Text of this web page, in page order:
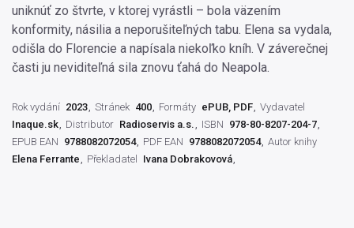
uniknúť zo štvrte, v ktorej vyrástli – bola väzením
konformity, násilia a neporušiteľných tabu. Elena sa vydala,
odišla do Florencie a napísala niekoľko kníh. V záverečnej
časti ju neviditeľná sila znovu ťahá do Neapola.
Rok vydání 2023 Stránek 400 Formáty ePUB, PDF Vydavatel
Inaque.sk
Distributor Radioservis a.s. ISBN 978-80-8207-204-7
EPUB EAN 9788082072054 PDF EAN 9788082072054 Autor knihy
Elena Ferrante
Překladatel Ivana Dobrakovová